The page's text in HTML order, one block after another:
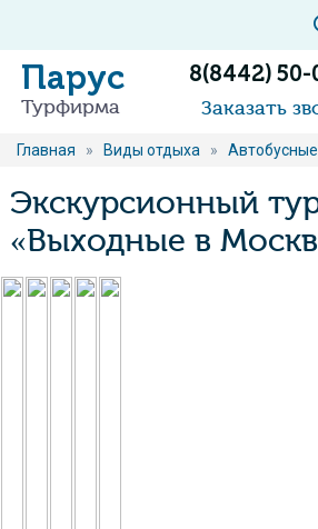
Парус
Турфирма
8(8442) 50-
Заказать
Главная » Виды отдыха »
Экскурсионный
«Выходные в